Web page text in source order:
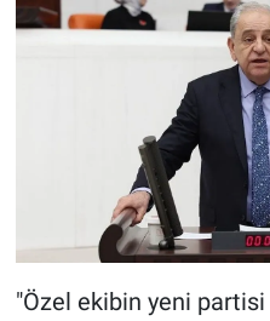
"Özel ekibin yeni